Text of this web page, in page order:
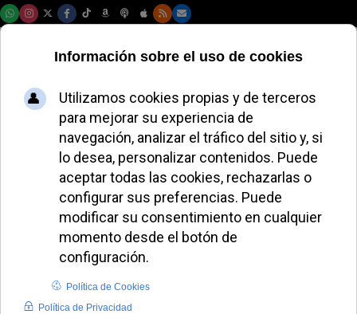
Pontificia Academia para la
Vida
Introduzca parte del título
Filtrar Limpiar
Cantidad a
Parolin ordena arzobispo a Renzo Pegoraro, nuevo
presidente de la Academia para la Vida
Discurso del Santo Padre León XIV ante el
Parlamento español - Texto completo